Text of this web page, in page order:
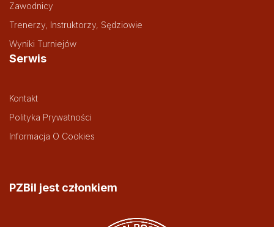
Zawodnicy
Trenerzy, Instruktorzy, Sędziowie
Wyniki Turniejów
Serwis
Kontakt
Polityka Prywatności
Informacja O Cookies
PZBil jest członkiem